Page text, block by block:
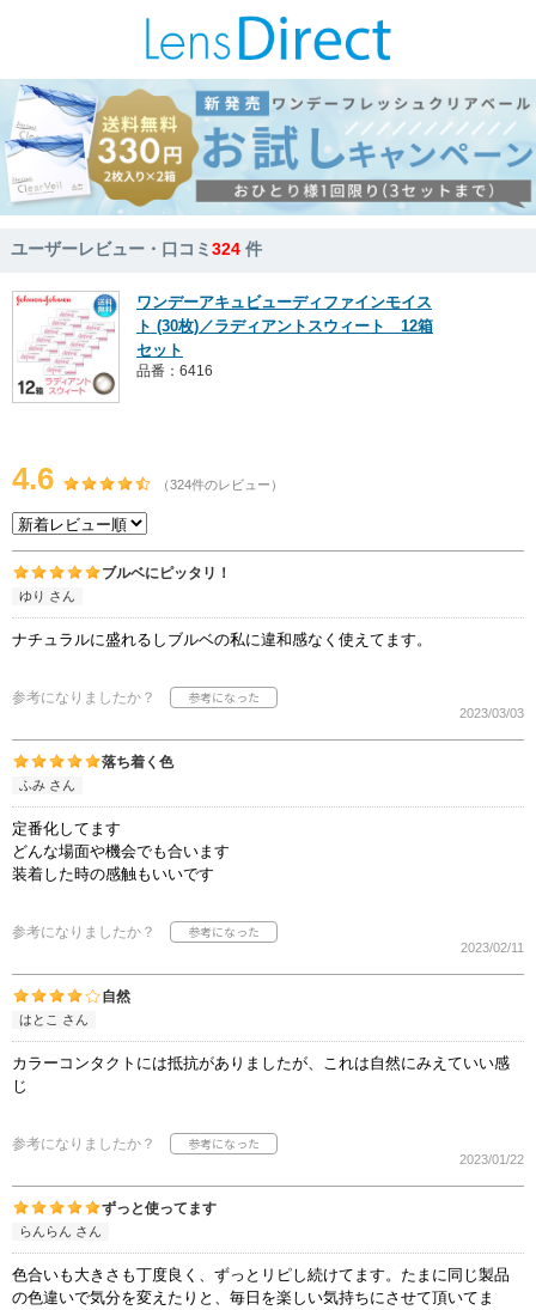
ユーザーレビュー・口コミ324 件
ワンデーアキュビューディファインモイス
ト (30枚)／ラディアントスウィート 12箱
セット
品番：6416
4.6 （324件のレビュー）
ブルベにピッタリ！
ゆり さん
ナチュラルに盛れるしブルベの私に違和感なく使えてます。
参考になりましたか？
2023/03/03
落ち着く色
ふみ さん
定番化してます
どんな場面や機会でも合います
装着した時の感触もいいです
参考になりましたか？
2023/02/11
自然
はとこ さん
カラーコンタクトには抵抗がありましたが、これは自然にみえていい感
じ
参考になりましたか？
2023/01/22
ずっと使ってます
らんらん さん
色合いも大きさも丁度良く、ずっとリピし続けてます。たまに同じ製品
の色違いで気分を変えたりと、毎日を楽しい気持ちにさせて頂いてま